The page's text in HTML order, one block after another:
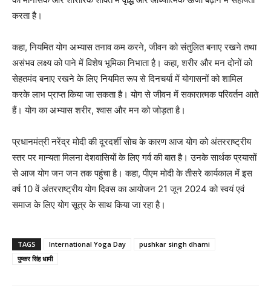
करता है।
कहा, नियमित योग अभ्यास तनाव कम करने, जीवन को संतुलित बनाए रखने तथा
असंभव लक्ष्य को पाने में विशेष भूमिका निभाता है। कहा, शरीर और मन दोनों को
सेहतमंद बनाए रखने के लिए नियमित रूप से दिनचर्या में योगासनों को शामिल
करके लाभ प्राप्त किया जा सकता है। योग से जीवन में सकारात्मक परिवर्तन आते
हैं। योग का अभ्यास शरीर, श्वास और मन को जोड़ता है।
प्रधानमंत्री नरेंद्र मोदी की दूरदर्शी सोच के कारण आज योग को अंतरराष्ट्रीय
स्तर पर मान्यता मिलना देशवासियों के लिए गर्व की बात है। उनके सार्थक प्रयासों
से आज योग जन जन तक पहुंचा है। कहा, पीएम मोदी के तीसरे कार्यकाल में इस
वर्ष 10 वें अंतरराष्ट्रीय योग दिवस का आयोजन 21 जून 2024 को स्वयं एवं
समाज के लिए योग सूत्र के साथ किया जा रहा है।
TAGS International Yoga Day
pushkar singh dhami
पुष्कर सिंह धामी